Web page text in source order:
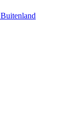
Buitenland